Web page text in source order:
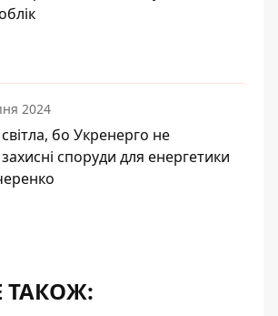
2024
бо Укренерго не
споруди для енергетики
ТАКОЖ: